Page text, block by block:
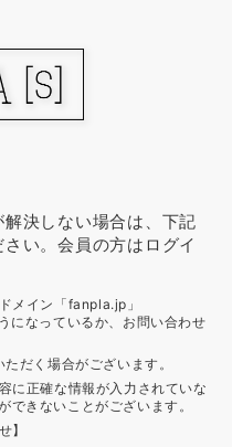
決しない場合は、下記
い。会員の方はログイ
メイン「fanpla.jp」
になっているか、お問い合わせ
だく場合がございます。
に正確な情報が入力されていな
できないことがございます。
】